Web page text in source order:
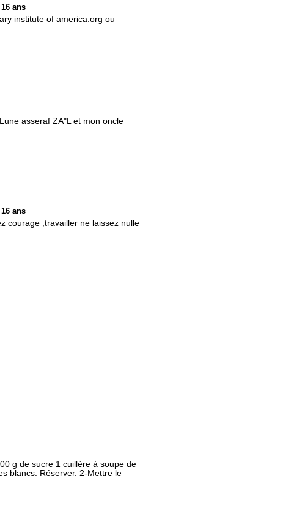
ans
institute of america.org ou
asseraf ZA"L et mon oncle
ans
courage ,travailler ne laissez nulle
g de sucre 1 cuillère à soupe de
blancs. Réserver. 2-Mettre le